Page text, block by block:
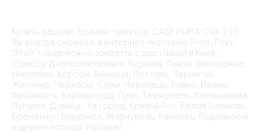
Купить дёшево Брелок трактор CASE PUMA CVX 230
Вы всегда сможете в интернет-магазине Profi-Toys.
Этот товар можно заказать с доставкой в Киев,
Одессу, Днепропетровск, Харьков, Львов, Запорожье,
Николаев, Херсон, Винница, Полтаву, Чернигов,
Житомир, Черкасы, Сумы, Черновцы, Ровно, Ивано-
Франковск, Кировоград, Луцк, Тернополь, Хмельницкий,
Луганск, Донецк, Ужгород, Кривой Рог, Белая Церковь,
Кременчуг, Бердянск, Мариуполь, Каменец-Подольский
и другие города Украины